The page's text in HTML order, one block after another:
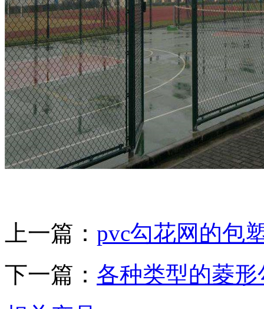
上一篇： pvc勾花网的包
下一篇： 各种类型的菱